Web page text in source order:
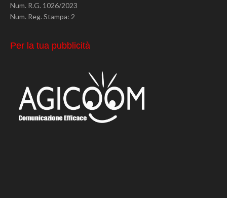
Num. R.G. 1026/2023
Num. Reg. Stampa: 2
Per la tua pubblicità